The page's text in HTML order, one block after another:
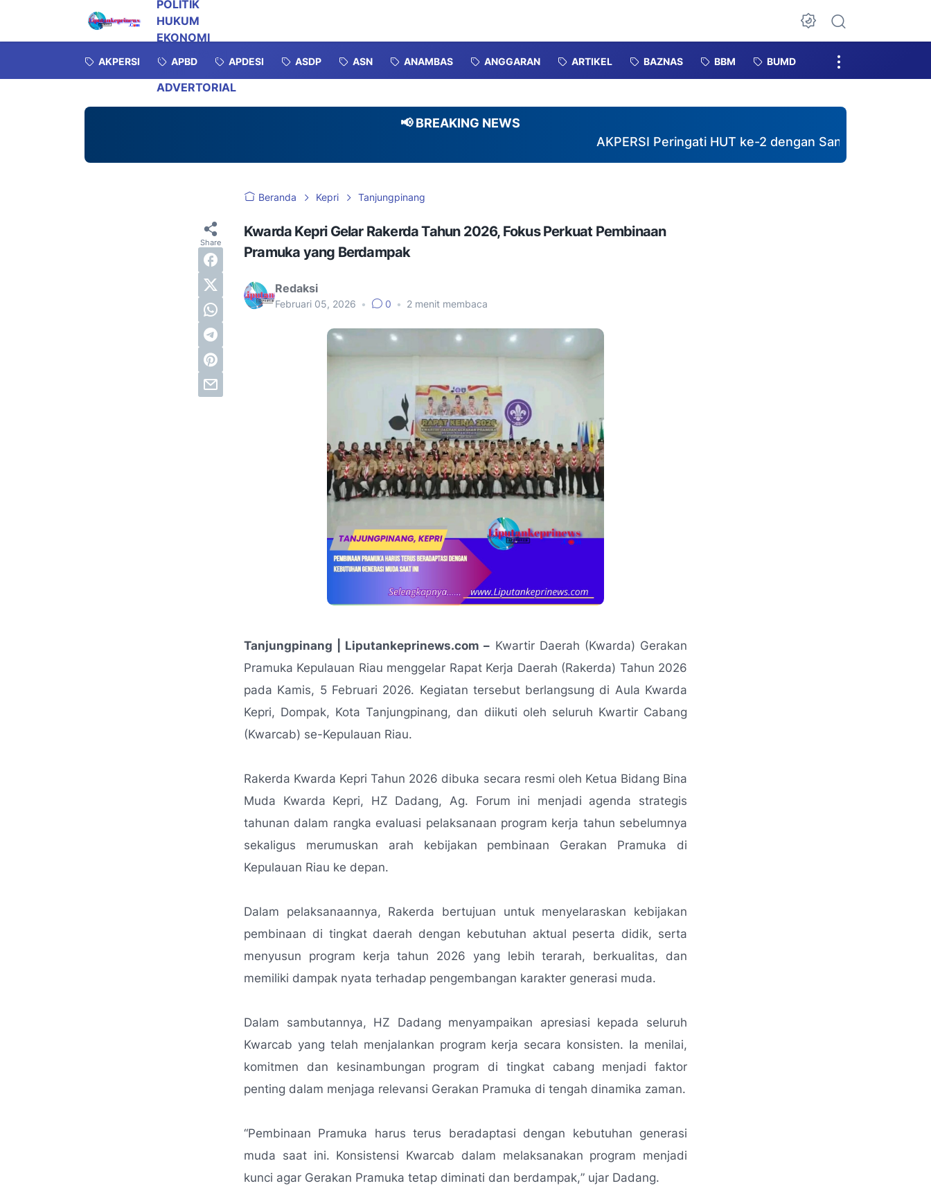
POLITIK
HUKUM
EKONOMI
INVESTIGASI
OPINI
ADVERTORIAL
Dark Mode
AKPERSI APBD APDESI ASDP ASN ANAMBAS ANGGARAN ARTIKEL BAZNAS BBM BUMD
📢 BREAKING NEWS
AKPERSI Peringati HUT ke-2 dengan Santuni 40 Anak Yatim
Beranda Kepri Tanjungpinang
Kwarda Kepri Gelar Rakerda Tahun 2026, Fokus Perkuat Pembinaan
Pramuka yang Berdampak
Redaksi
Februari 05, 2026 • 0 • 2 menit membaca
Tanjungpinang | Liputankeprinews.com – Kwartir Daerah (Kwarda) Gerakan
Pramuka Kepulauan Riau menggelar Rapat Kerja Daerah (Rakerda) Tahun 2026
pada Kamis, 5 Februari 2026. Kegiatan tersebut berlangsung di Aula Kwarda
Kepri, Dompak, Kota Tanjungpinang, dan diikuti oleh seluruh Kwartir Cabang
(Kwarcab) se-Kepulauan Riau.
Rakerda Kwarda Kepri Tahun 2026 dibuka secara resmi oleh Ketua Bidang Bina
Muda Kwarda Kepri, HZ Dadang, Ag. Forum ini menjadi agenda strategis
tahunan dalam rangka evaluasi pelaksanaan program kerja tahun sebelumnya
sekaligus merumuskan arah kebijakan pembinaan Gerakan Pramuka di
Kepulauan Riau ke depan.
Dalam pelaksanaannya, Rakerda bertujuan untuk menyelaraskan kebijakan
pembinaan di tingkat daerah dengan kebutuhan aktual peserta didik, serta
menyusun program kerja tahun 2026 yang lebih terarah, berkualitas, dan
memiliki dampak nyata terhadap pengembangan karakter generasi muda.
Dalam sambutannya, HZ Dadang menyampaikan apresiasi kepada seluruh
Kwarcab yang telah menjalankan program kerja secara konsisten. Ia menilai,
komitmen dan kesinambungan program di tingkat cabang menjadi faktor
penting dalam menjaga relevansi Gerakan Pramuka di tengah dinamika zaman.
“Pembinaan Pramuka harus terus beradaptasi dengan kebutuhan generasi
muda saat ini. Konsistensi Kwarcab dalam melaksanakan program menjadi
kunci agar Gerakan Pramuka tetap diminati dan berdampak,” ujar Dadang.